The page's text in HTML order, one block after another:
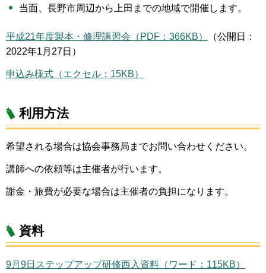
当面、長野市周辺から上田までの地域で開催します。
平成21年度製本・修理講習会（PDF：366KB）
（公開日：
2022年1月27日）
申込み様式（エクセル：15KB）
利用方法
希望される場合は協会事務局までお問い合わせください。
講師への依頼等は主催者が行います。
謝金・旅費が必要な場合は主催者の負担になります。
資料
9月9日ステップアップ研修西入資料（ワード：115KB）